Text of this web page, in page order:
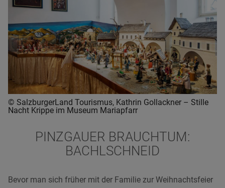
© SalzburgerLand Tourismus, Kathrin Gollackner – Stille
Nacht Krippe im Museum Mariapfarr
PINZGAUER BRAUCHTUM:
BACHLSCHNEID
Bevor man sich früher mit der Familie zur Weihnachtsfeier